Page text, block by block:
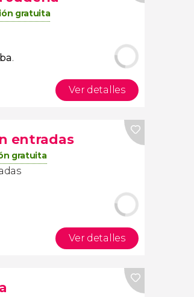
gratuita
.
Ver detalles
entradas
gratuita
Ver detalles